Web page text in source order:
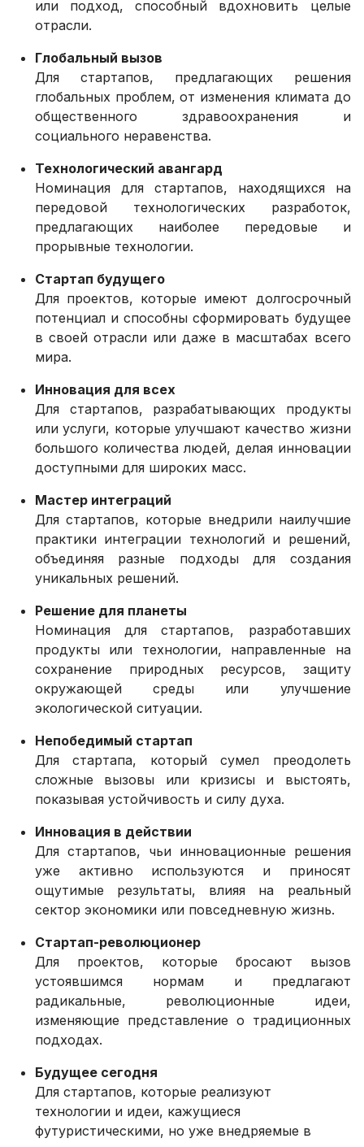
или подход, способный вдохновить целые
отрасли.
Глобальный вызов
Для стартапов, предлагающих решения
глобальных проблем, от изменения климата до
общественного здравоохранения и
социального неравенства.
Технологический авангард
Номинация для стартапов, находящихся на
передовой технологических разработок,
предлагающих наиболее передовые и
прорывные технологии.
Стартап будущего
Для проектов, которые имеют долгосрочный
потенциал и способны сформировать будущее
в своей отрасли или даже в масштабах всего
мира.
Инновация для всех
Для стартапов, разрабатывающих продукты
или услуги, которые улучшают качество жизни
большого количества людей, делая инновации
доступными для широких масс.
Мастер интеграций
Для стартапов, которые внедрили наилучшие
практики интеграции технологий и решений,
объединяя разные подходы для создания
уникальных решений.
Решение для планеты
Номинация для стартапов, разработавших
продукты или технологии, направленные на
сохранение природных ресурсов, защиту
окружающей среды или улучшение
экологической ситуации.
Непобедимый стартап
Для стартапа, который сумел преодолеть
сложные вызовы или кризисы и выстоять,
показывая устойчивость и силу духа.
Инновация в действии
Для стартапов, чьи инновационные решения
уже активно используются и приносят
ощутимые результаты, влияя на реальный
сектор экономики или повседневную жизнь.
Стартап-революционер
Для проектов, которые бросают вызов
устоявшимся нормам и предлагают
радикальные, революционные идеи,
изменяющие представление о традиционных
подходах.
Будущее сегодня
Для стартапов, которые реализуют
технологии и идеи, кажущиеся
футуристическими, но уже внедряемые в